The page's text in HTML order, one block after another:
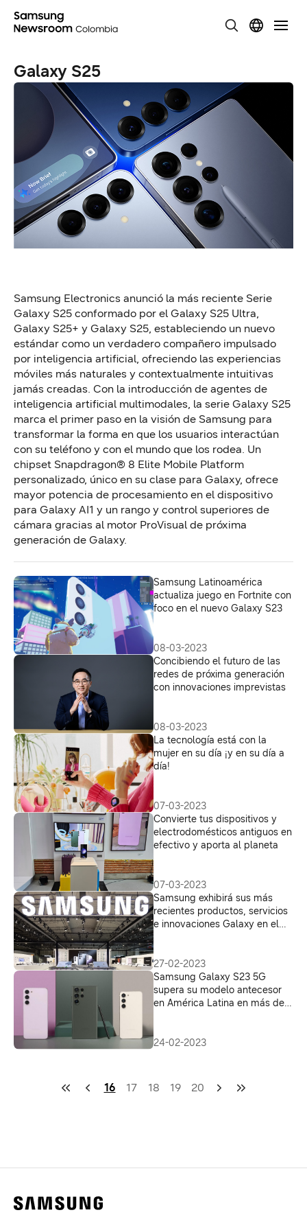
Galaxy S25
Samsung Electronics anunció la más reciente Serie
Galaxy S25 conformado por el Galaxy S25 Ultra,
Galaxy S25+ y Galaxy S25, estableciendo un nuevo
estándar como un verdadero compañero impulsado
por inteligencia artificial, ofreciendo las experiencias
móviles más naturales y contextualmente intuitivas
jamás creadas. Con la introducción de agentes de
inteligencia artificial multimodales, la serie Galaxy S25
marca el primer paso en la visión de Samsung para
transformar la forma en que los usuarios interactúan
con su teléfono y con el mundo que los rodea. Un
chipset Snapdragon® 8 Elite Mobile Platform
personalizado, único en su clase para Galaxy, ofrece
mayor potencia de procesamiento en el dispositivo
para Galaxy AI1 y un rango y control superiores de
cámara gracias al motor ProVisual de próxima
generación de Galaxy.
Samsung Latinoamérica
actualiza juego en Fortnite con
foco en el nuevo Galaxy S23
08-03-2023
Concibiendo el futuro de las
redes de próxima generación
con innovaciones imprevistas
08-03-2023
La tecnología está con la
mujer en su día ¡y en su día a
día!
07-03-2023
Convierte tus dispositivos y
electrodomésticos antiguos en
efectivo y aporta al planeta
07-03-2023
Samsung exhibirá sus más
recientes productos, servicios
e innovaciones Galaxy en el
27-02-2023
Samsung Galaxy S23 5G
supera su modelo antecesor
en América Latina en más de
24-02-2023
16 17 18 19 20